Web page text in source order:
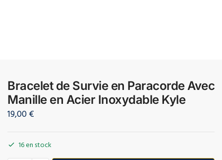
Bracelet de Survie en Paracorde Avec
Manille en Acier Inoxydable Kyle
19,00€
16 en stock